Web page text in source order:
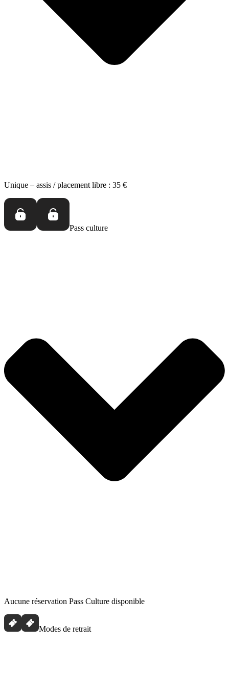
Unique – assis / placement libre : 35 €
Pass culture
Aucune réservation Pass Culture disponible
Modes de retrait